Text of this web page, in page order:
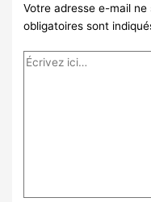
Votre adresse e-mail ne
obligatoires sont
Écrivez